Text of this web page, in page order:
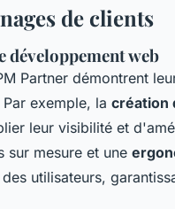
de clients
développement web
Partner démontrent
exemple, la création
leur visibilité et
sur mesure et une
utilisateurs,